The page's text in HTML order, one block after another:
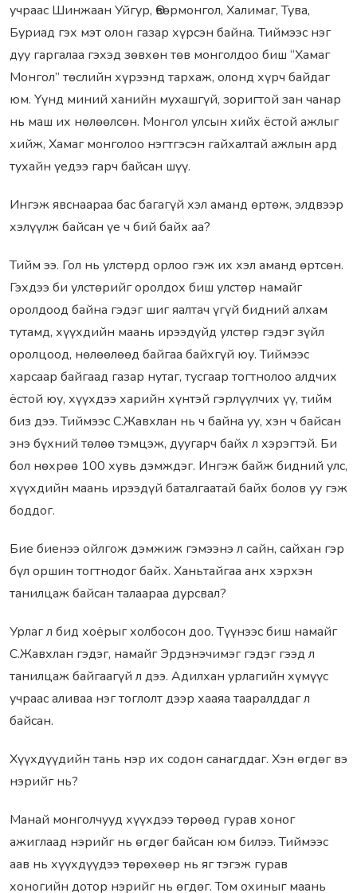
учраас Шинжаан Уйгур, Өвөрмонгол, Халимаг, Тува,
Буриад гэх мэт олон газар хүрсэн байна. Тиймээс нэг
дуу гаргалаа гэхэд зөвхөн төв монголдоо биш “Хамаг
Монгол” төслийн хүрээнд тархаж, олонд хүрч байдаг
юм. Үүнд миний ханийн мухашгүй, зоригтой зан чанар
нь маш их нөлөөлсөн. Монгол улсын хийх ёстой ажлыг
хийж, Хамаг монголоо нэгтгэсэн гайхалтай ажлын ард
тухайн үедээ гарч байсан шүү.
Ингэж явснаараа бас багагүй хэл аманд өртөж, элдвээр
хэлүүлж байсан үе ч бий байх аа?
Тийм ээ. Гол нь улстөрд орлоо гэж их хэл аманд өртсөн.
Гэхдээ би улстөрийг оролдох биш улстөр намайг
оролдоод байна гэдэг шиг яалтач үгүй бидний алхам
тутамд, хүүхдийн маань ирээдүйд улстөр гэдэг зүйл
оролцоод, нөлөөлөөд байгаа байхгүй юу. Тиймээс
харсаар байгаад газар нутаг, тусгаар тогтнолоо алдчих
ёстой юу, хүүхдээ харийн хүнтэй гэрлүүлчих үү, тийм
биз дээ. Тиймээс С.Жавхлан нь ч байна уу, хэн ч байсан
энэ бүхний төлөө тэмцэж, дуугарч байх л хэрэгтэй. Би
бол нөхрөө 100 хувь дэмждэг. Ингэж байж бидний улс,
хүүхдийн маань ирээдүй баталгаатай байх болов уу гэж
боддог.
Бие биенээ ойлгож дэмжиж гэмээнэ л сайн, сайхан гэр
бүл оршин тогтнодог байх. Ханьтайгаа анх хэрхэн
танилцаж байсан талаараа дурсвал?
Урлаг л бид хоёрыг холбосон доо. Түүнээс биш намайг
С.Жавхлан гэдэг, намайг Эрдэнэчимэг гэдэг гээд л
танилцаж байгаагүй л дээ. Адилхан урлагийн хүмүүс
учраас аливаа нэг тоглолт дээр хааяа тааралддаг л
байсан.
Хүүхдүүдийн тань нэр их содон санагддаг. Хэн өгдөг вэ
нэрийг нь?
Манай монголчууд хүүхдээ төрөөд гурав хоног
ажиглаад нэрийг нь өгдөг байсан юм билээ. Тиймээс
аав нь хүүхдүүдээ төрөхөөр нь яг тэгэж гурав
хоногийн дотор нэрийг нь өгдөг. Том охиныг маань